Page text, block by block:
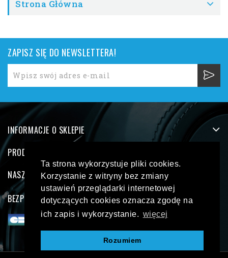
Ta strona wykorzystuje pliki cookies.
Korzystanie z witryny bez zmiany
ustawień przeglądarki internetowej
dotyczących cookies oznacza zgodę na
ich zapis i wykorzystanie. więcej
Rozumiem
Strona Główna
ZAPISZ SIĘ DO NEWSLETTERA!
INFORMACJE O SKLEPIE
PRODUKTY
NASZA FIRMA
BEZPIECZNE PŁATNOŚCI